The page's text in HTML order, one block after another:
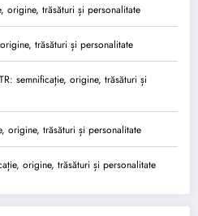
origine, trăsături și personalitate
trăsături și personalitate
semnificație, origine, trăsături și
origine, trăsături și personalitate
origine, trăsături și personalitate